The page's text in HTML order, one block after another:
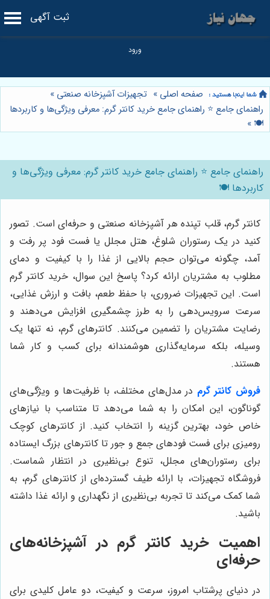
ثبت آگهی
صفحه اصلی » تجهیزات آشپزخانه صنعتی »
راهنمای جامع ⭐️ راهنمای جامع خرید کانتر گرم: معرفی ویژگی‌ها و کاربردها
🍽️
»
راهنمای جامع ⭐️ راهنمای جامع خرید کانتر گرم: معرفی ویژگی‌ها و
کاربردها 🍽️
کانتر گرم، قلب تپنده هر آشپزخانه صنعتی و حرفه‌ای است. تصور
کنید در یک رستوران شلوغ، هتل مجلل یا فست فود پر رفت و
آمد، چگونه می‌توان حجم بالایی از غذا را با کیفیت و دمای
مطلوب به مشتریان ارائه کرد؟ پاسخ این سوال، خرید کانتر گرم
است. این تجهیزات ضروری، با حفظ طعم، بافت و ارزش غذایی،
سرعت سرویس‌دهی را به طرز چشمگیری افزایش می‌دهند و
رضایت مشتریان را تضمین می‌کنند. کانترهای گرم، نه تنها یک
وسیله، بلکه سرمایه‌گذاری هوشمندانه برای کسب و کار شما
هستند.
فروش کانتر گرم در مدل‌های مختلف، با ظرفیت‌ها و ویژگی‌های
گوناگون، این امکان را به شما می‌دهد تا متناسب با نیازهای
خاص خود، بهترین گزینه را انتخاب کنید. از کانترهای کوچک
رومیزی برای فست فودهای جمع و جور تا کانترهای بزرگ ایستاده
برای رستوران‌های مجلل، تنوع بی‌نظیری در انتظار شماست.
فروشگاه تجهیزات، با ارائه طیف گسترده‌ای از کانترهای گرم، به
شما کمک می‌کند تا تجربه بی‌نظیری از نگهداری و ارائه غذا داشته
باشید.
اهمیت خرید کانتر گرم در آشپزخانه‌های
حرفه‌ای
در دنیای پرشتاب امروز، سرعت و کیفیت، دو عامل کلیدی برای